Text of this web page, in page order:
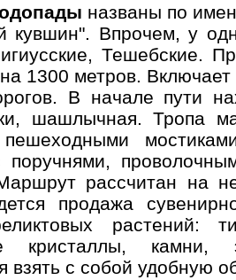
названы по
кувшин". Впрочем, у
Тешебские.
1300 метров.
В начале пути
шашлычная. Тропа
пешеходными
поручнями,
рассчитан на
продажа
растений:
кристаллы, камни,
взять с собой удобную